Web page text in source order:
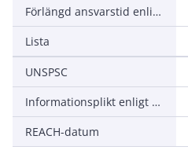
Förlängd ansvarstid enligt ALEM-09
Lista
UNSPSC
Informationsplikt enligt REACH
REACH-datum